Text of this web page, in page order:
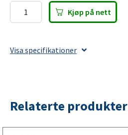
Gaffelhode;
antall
Kjøp på nett
Visa specifikationer
Relaterte produkter